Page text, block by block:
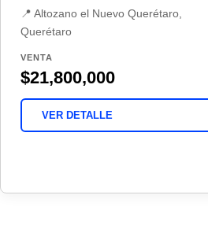
📍 Altozano el Nuevo Querétaro,
Querétaro
VENTA
$21,800,000
VER DETALLE